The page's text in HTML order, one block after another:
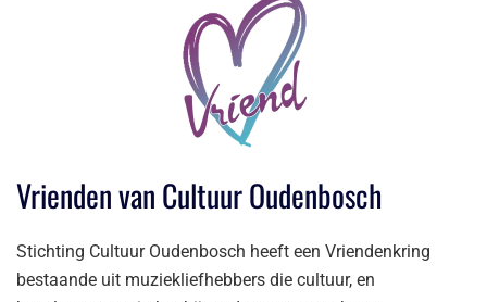
Vrienden van Cultuur Oudenbosch
Stichting Cultuur Oudenbosch heeft een Vriendenkring
bestaande uit muziekliefhebbers die cultuur, en